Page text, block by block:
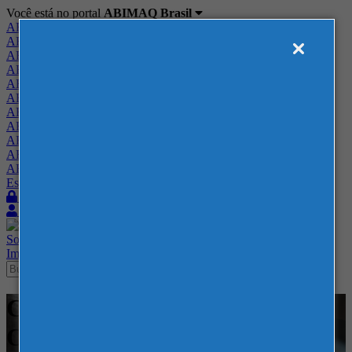
Você está no portal ABIMAQ Brasil
ABIMAQ Brasil
ABIMAQ Minas Gerais
ABIMAQ Norte-Nordeste
ABIMAQ Paraná
ABIMAQ Piracicaba
ABIMAQ Ribeirão Preto
ABIMAQ Rio de Janeiro
ABIMAQ Rio Grande do Sul
ABIMAQ Santa Catarina
ABIMAQ São Paulo
ABIMAQ Vale do Paraíba
Escritório de Relações Governamentais
Sobre
Imprensa
Cursos - Expo Mag - Curso